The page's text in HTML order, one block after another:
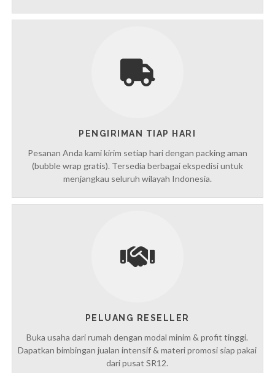
PENGIRIMAN TIAP HARI
Pesanan Anda kami kirim setiap hari dengan packing aman
(bubble wrap gratis). Tersedia berbagai ekspedisi untuk
menjangkau seluruh wilayah Indonesia.
PELUANG RESELLER
Buka usaha dari rumah dengan modal minim & profit tinggi.
Dapatkan bimbingan jualan intensif & materi promosi siap pakai
dari pusat SR12.